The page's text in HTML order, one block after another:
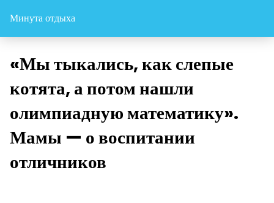
Минута отдыха
«Мы тыкались, как слепые
котята, а потом нашли
олимпиадную математику».
Мамы — о воспитании
отличников